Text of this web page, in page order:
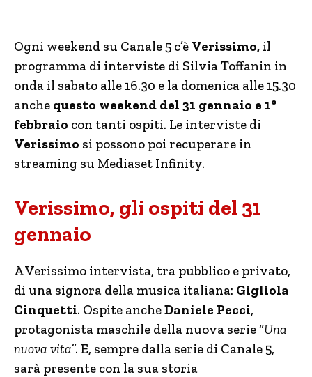
Ogni weekend su Canale 5 c’è Verissimo, il
programma di interviste di Silvia Toffanin in
onda il sabato alle 16.30 e la domenica alle 15.30
anche questo weekend del 31 gennaio e 1°
febbraio con tanti ospiti. Le interviste di
Verissimo si possono poi recuperare in
streaming su Mediaset Infinity.
Verissimo, gli ospiti del 31
gennaio
A Verissimo intervista, tra pubblico e privato,
di una signora della musica italiana: Gigliola
Cinquetti. Ospite ancheDaniele Pecci,
protagonista maschile della nuova serie “Una
nuova vita”. E, sempre dalla serie di Canale 5,
sarà presente con la sua storia